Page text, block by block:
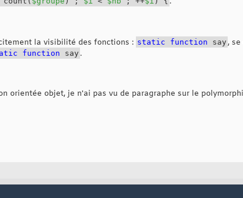
la visibilité des fonctions : static function say ,
function say .
orientée objet, je n'ai pas vu de paragraphe sur le